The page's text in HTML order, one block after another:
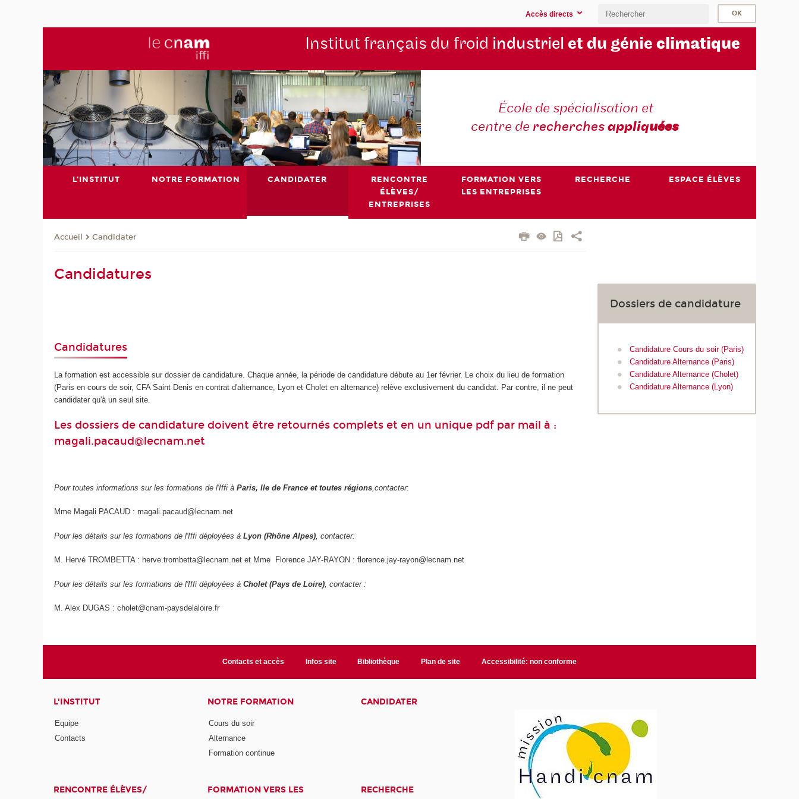
Accès directs
Institut français du froid industriel et du génie climatique
École de spécialisation et
centre de recherchesappliquées
L'INSTITUT NOTRE FORMATION CANDIDATER
RENCONTRE
ÉLÈVES/
ENTREPRISES
FORMATION VERS
LES ENTREPRISES
RECHERCHE ESPACE ÉLÈVES
Accueil Candidater
Candidatures
Candidatures
La formation est accessible sur dossier de candidature. Chaque année, la période de candidature débute au 1er février. Le choix du lieu de formation
(Paris en cours de soir, CFA Saint Denis en contrat d'alternance, Lyon et Cholet en alternance) relève exclusivement du candidat. Par contre, il ne peut
candidater qu'à un seul site.
Les dossiers de candidature doivent être retournés complets et en un unique pdf par mail à :
magali.pacaud@lecnam.net
Pour toutes informations sur les formations de l'Iffi à Paris, Ile de France et toutes régions ,contacter:
Mme Magali PACAUD : magali.pacaud@lecnam.net
Pour les détails sur les formations de l'Iffi déployées àLyon (Rhône Alpes) , contacter:
M. Hervé TROMBETTA : herve.trombetta@lecnam.net et Mme Florence JAY-RAYON : florence.jay-rayon@lecnam.net
Pour les détails sur les formations de l'Iffi déployées àCholet (Pays de Loire) , contacter :
M. Alex DUGAS : cholet@cnam-paysdelaloire.fr
Dossiers de candidature
Candidature Cours du soir (Paris)
Candidature Alternance (Paris)
Candidature Alternance (Cholet)
Candidature Alternance (Lyon)
Contacts et accès Infos site Bibliothèque Plan de site Accessibilité: non conforme
L'INSTITUT
Equipe
Contacts
NOTRE FORMATION
Cours du soir
Alternance
Formation continue
CANDIDATER
RENCONTRE ÉLÈVES/
FORMATION VERS LES
RECHERCHE